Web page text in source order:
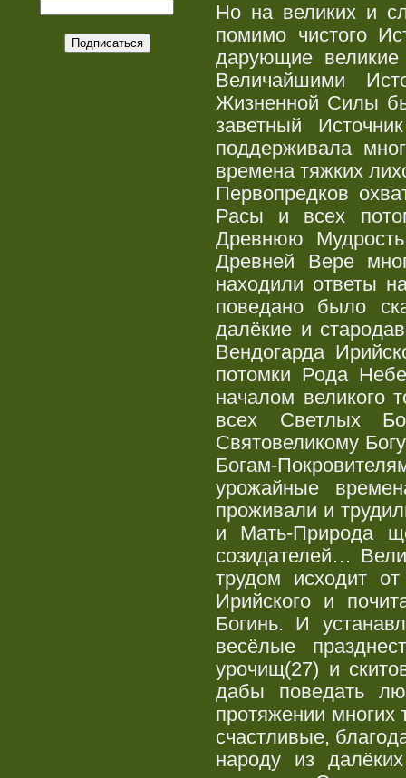
Но на великих и
помимо чистого
дарующие
Величайшими
Жизненной Силы
заветный
поддерживала
времена тяжких
Первопредков
Расы и всех
Древнюю
Древней Вере
находили ответы
поведано было
далёкие и
Вендогарда
потомки Рода
началом великого
всех Светлых
Святовеликому
Богам-
урожайные
проживали и
и Мать-Природа
созидателей…
трудом исходит
Ирийского и
Богинь. И
весёлые
урочищ(27) и
дабы поведать
протяжении
счастливые,
народу из